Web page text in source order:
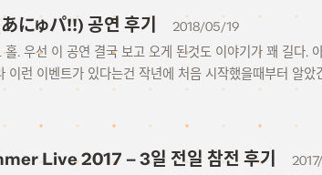
にゅパ!!) 공연 후기
2018/05/19
. 우선 이 공연 결국 보고 오게 된것도 이야기가 꽤 길다.
이런 이벤트가 있다는건 작년에 처음 시작했을때부터 알
Live 2017 – 3일 전일 참전 후기